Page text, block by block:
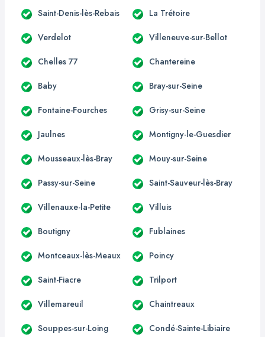
Saint-Denis-lès-Rebais La Trétoire
Verdelot Villeneuve-sur-Bellot
Chelles 77 Chantereine
Baby Bray-sur-Seine
Fontaine-Fourches Grisy-sur-Seine
Jaulnes Montigny-le-Guesdier
Mousseaux-lès-Bray Mouy-sur-Seine
Passy-sur-Seine Saint-Sauveur-lès-Bray
Villenauxe-la-Petite Villuis
Boutigny Fublaines
Montceaux-lès-Meaux Poincy
Saint-Fiacre Trilport
Villemareuil Chaintreaux
Souppes-sur-Loing Condé-Sainte-Libiaire